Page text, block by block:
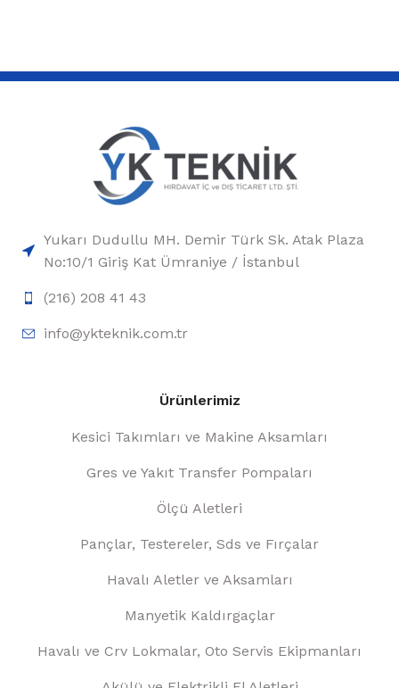
Yukarı Dudullu MH. Demir Türk Sk. Atak Plaza
No:10/1 Giriş Kat Ümraniye / İstanbul
(216) 208 41 43
info@ykteknik.com.tr
Ürünlerimiz
Kesici Takımları ve Makine Aksamları
Gres ve Yakıt Transfer Pompaları
Ölçü Aletleri
Pançlar, Testereler, Sds ve Fırçalar
Havalı Aletler ve Aksamları
Manyetik Kaldırgaçlar
Havalı ve Crv Lokmalar, Oto Servis Ekipmanları